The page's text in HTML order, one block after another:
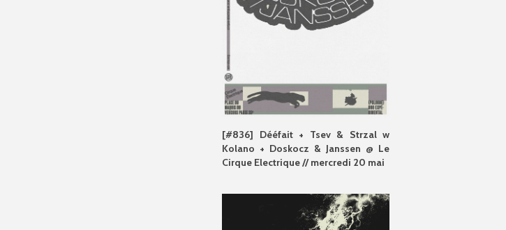
[#836] Dééfait + Tsev & Strzal w
Kolano + Doskocz & Janssen @ Le
Cirque Electrique // mercredi 20 mai